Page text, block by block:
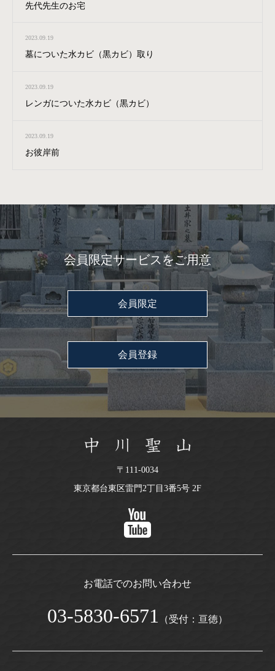
先代先生のお宅
2023.09.19
墓についた水カビ（黒カビ）取り
2023.09.19
レンガについた水カビ（黒カビ）
2023.09.19
お彼岸前
会員限定サービスをご用意
会員限定
会員登録
〒111-0034
東京都台東区雷門2丁目3番5号 2F
お電話でのお問い合わせ
03-5830-6571 （受付：亘徳）